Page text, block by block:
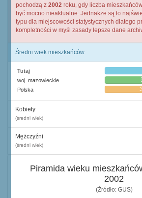
pochodzą z 2002 roku, gdy liczba
być mocno nieaktualne. Jednakże są to
typu dla miejscowości statystycznych dlatego
kompletności w myśl zasady lepsze dane
Średni wiek mieszkańców
Tutaj
woj. mazowieckie
Polska
Kobiety
(średni wiek)
Mężczyźni
(średni wiek)
Piramida wieku
2002
(Źródło: GUS)